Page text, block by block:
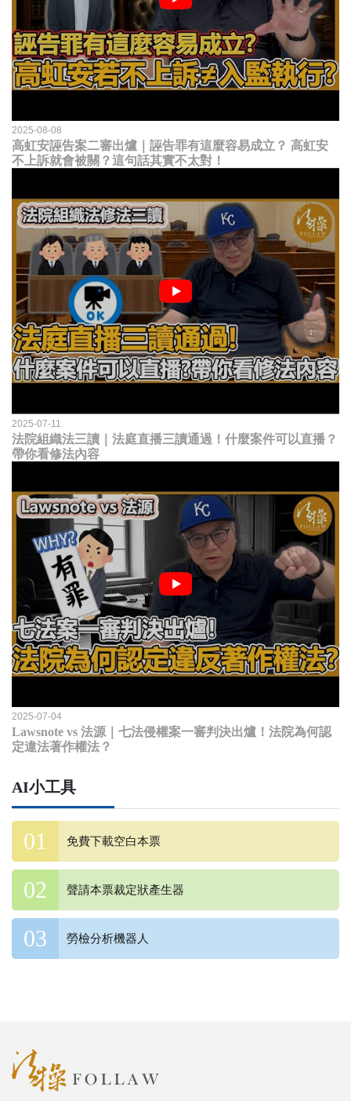
2025-08-08
高虹安誣告案二審出爐｜誣告罪有這麼容易成立？ 高虹安
不上訴就會被關？這句話其實不太對！
2025-07-11
法院組織法三讀｜法庭直播三讀通過！什麼案件可以直播？
帶你看修法內容
2025-07-04
Lawsnote vs 法源｜七法侵權案一審判決出爐！法院為何認
定違法著作權法？
AI小工具
免費下載空白本票
聲請本票裁定狀產生器
勞檢分析機器人